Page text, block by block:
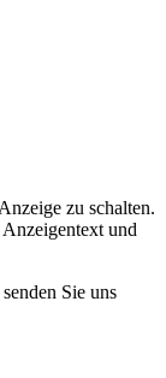
zu schalten.
und
Sie uns